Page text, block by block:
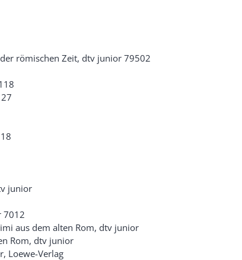
römischen Zeit, dtv junior 79502
junior
7012
aus dem alten Rom, dtv junior
Rom, dtv junior
Loewe-Verlag